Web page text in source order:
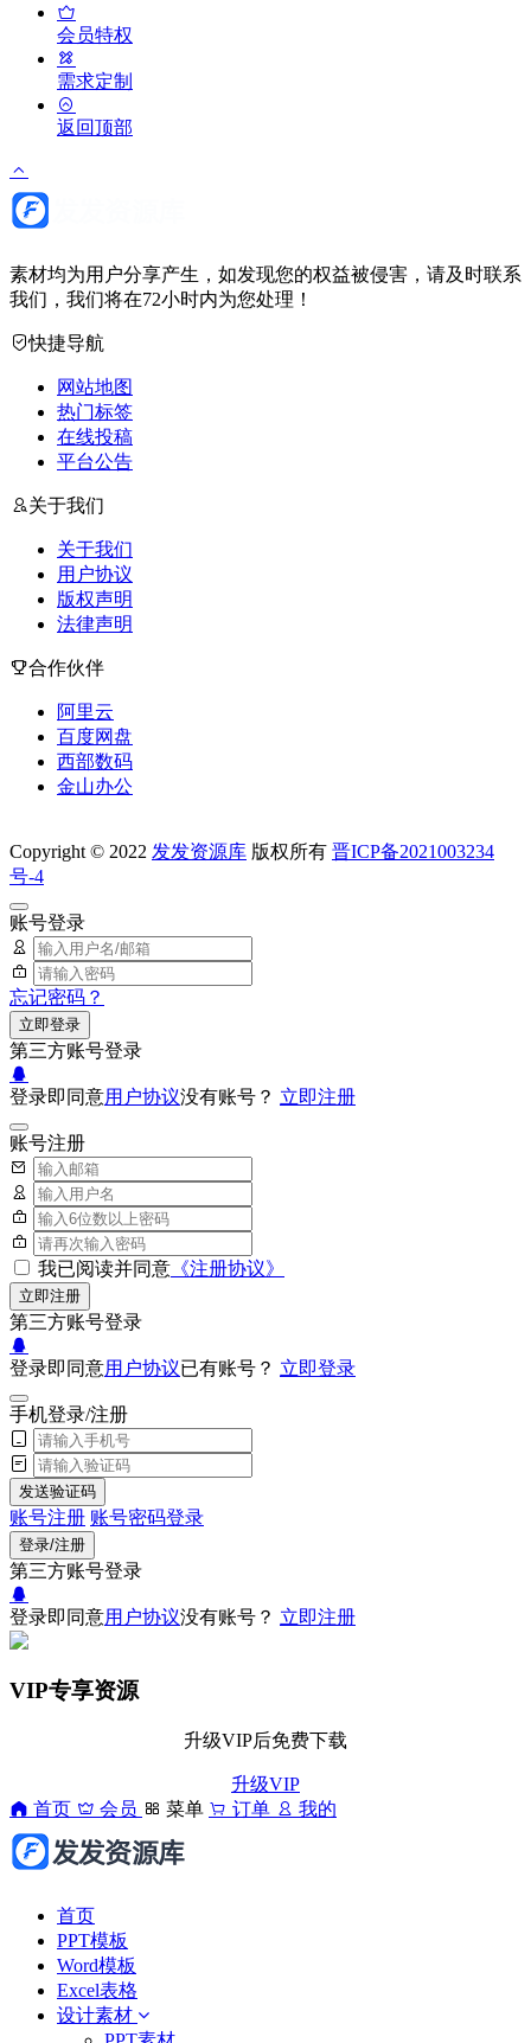
会员特权
需求定制
返回顶部
素材均为用户分享产生，如发现您的权益被侵害，请及时联系
我们，我们将在72小时内为您处理！
快捷导航
网站地图
热门标签
在线投稿
平台公告
关于我们
关于我们
用户协议
版权声明
法律声明
合作伙伴
阿里云
百度网盘
西部数码
金山办公
Copyright © 2022 发发资源库 版权所有 晋ICP备2021003234
号-4
账号登录
忘记密码？
立即登录
第三方账号登录
登录即同意用户协议没有账号？ 立即注册
账号注册
我已阅读并同意 《注册协议》
立即注册
第三方账号登录
登录即同意用户协议已有账号？ 立即登录
手机登录/注册
发送验证码
账号注册 账号密码登录
登录/注册
第三方账号登录
登录即同意用户协议没有账号？ 立即注册
VIP专享资源
升级VIP后免费下载
升级VIP
首页
会员 菜单 订单 我的
首页
PPT模板
Word模板
Excel表格
设计素材